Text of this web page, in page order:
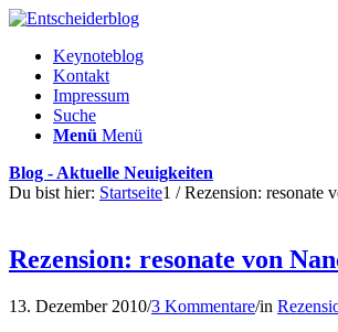
Keynoteblog
Kontakt
Impressum
Suche
Menü Menü
Blog - Aktuelle Neuigkeiten
Du bist hier: Startseite1 / Rezension: resonate
Rezension: resonate von
13. Dezember 2010/3 Kommentare/in